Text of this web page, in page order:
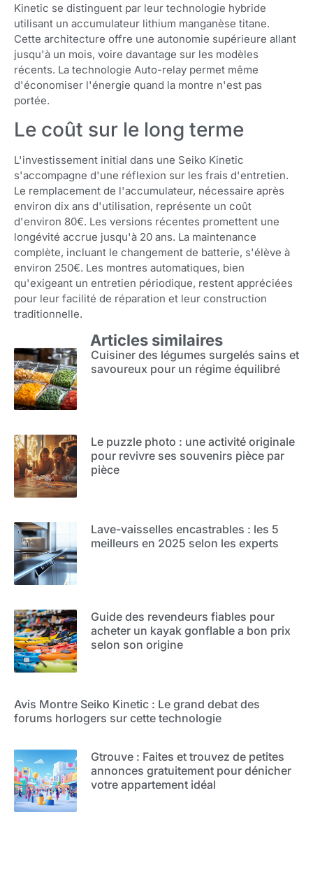
Kinetic se distinguent par leur technologie hybride
utilisant un accumulateur lithium manganèse titane.
Cette architecture offre une autonomie supérieure allant
jusqu'à un mois, voire davantage sur les modèles
récents. La technologie Auto-relay permet même
d'économiser l'énergie quand la montre n'est pas
portée.
Le coût sur le long terme
L'investissement initial dans une Seiko Kinetic
s'accompagne d'une réflexion sur les frais d'entretien.
Le remplacement de l'accumulateur, nécessaire après
environ dix ans d'utilisation, représente un coût
d'environ 80€. Les versions récentes promettent une
longévité accrue jusqu'à 20 ans. La maintenance
complète, incluant le changement de batterie, s'élève à
environ 250€. Les montres automatiques, bien
qu'exigeant un entretien périodique, restent appréciées
pour leur facilité de réparation et leur construction
traditionnelle.
Articles similaires
Cuisiner des légumes surgelés sains et
savoureux pour un régime équilibré
Le puzzle photo : une activité originale
pour revivre ses souvenirs pièce par
pièce
Lave-vaisselles encastrables : les 5
meilleurs en 2025 selon les experts
Guide des revendeurs fiables pour
acheter un kayak gonflable a bon prix
selon son origine
Avis Montre Seiko Kinetic : Le grand debat des
forums horlogers sur cette technologie
Gtrouve : Faites et trouvez de petites
annonces gratuitement pour dénicher
votre appartement idéal